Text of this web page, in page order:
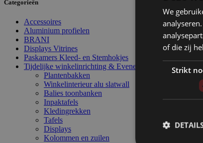
Categorieën
Accessoires
Aluminium profielen
BRANI
Displays Vitrines
Paskamers Kleed- en Stemhokjes
Tijdelijke winkelinrichting & Evenement interieur
Plantenbakken
Winkelinterieur alu slatwall
Balies toonbanken
Inpaktafels
Kledingrekken
Tafels
Displays
Kolommen en zuilen
We
of die zij
Strikt